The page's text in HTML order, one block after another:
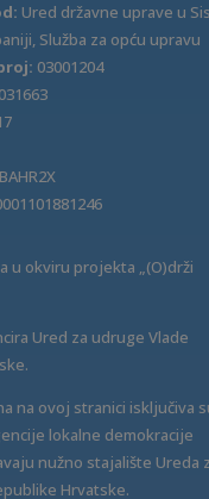
Ured državne uprave u
Služba za opću upravu
03001204
u okviru projekta „(O)drži
Ured za udruge Vlade
na ovoj stranici isključiva
lokalne demokracije
nužno stajalište Ureda
Hrvatske.